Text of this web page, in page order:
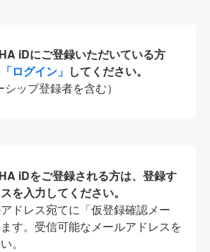
iDにご登録いただいている方
「ログイン」 してください。
シップ登録者を含む）
iDをご登録される方は、登録す
を入力してください。
ドレス宛てに「仮登録確認メー
す。受信可能なメールアドレスを
。